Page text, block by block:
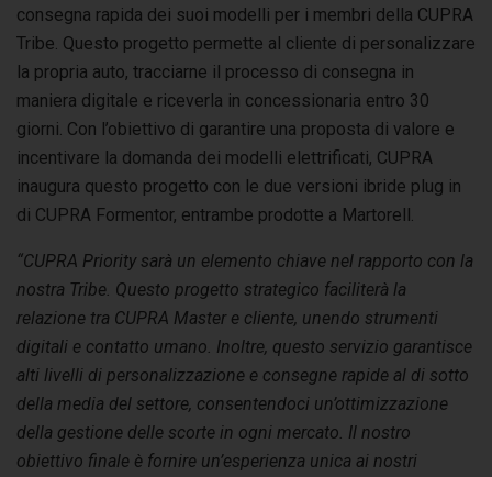
consegna rapida dei suoi modelli per i membri della CUPRA
Tribe. Questo progetto permette al cliente di personalizzare
la propria auto, tracciarne il processo di consegna in
maniera digitale e riceverla in concessionaria entro 30
giorni. Con l’obiettivo di garantire una proposta di valore e
incentivare la domanda dei modelli elettrificati, CUPRA
inaugura questo progetto con le due versioni ibride plug in
di CUPRA Formentor, entrambe prodotte a Martorell.
“CUPRA Priority sarà un elemento chiave nel rapporto con la
nostra Tribe. Questo progetto strategico faciliterà la
relazione tra CUPRA Master e cliente, unendo strumenti
digitali e contatto umano. Inoltre, questo servizio garantisce
alti livelli di personalizzazione e consegne rapide al di sotto
della media del settore, consentendoci un’ottimizzazione
della gestione delle scorte in ogni mercato. Il nostro
obiettivo finale è fornire un’esperienza unica ai nostri